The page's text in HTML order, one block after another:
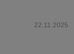
22.11.2025